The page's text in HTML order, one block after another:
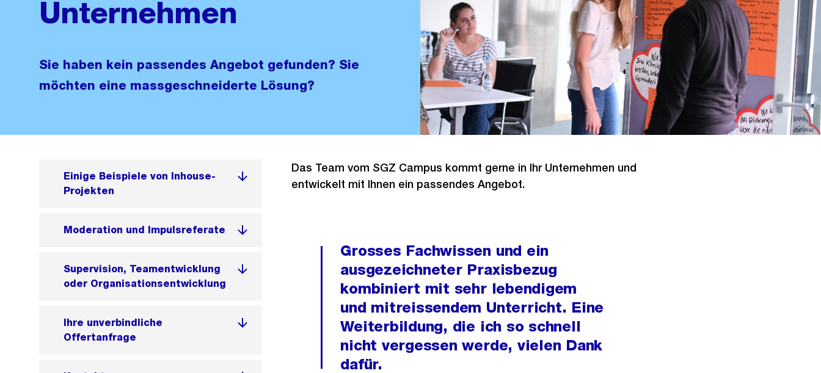
Unternehmen
Sie haben kein passendes Angebot gefunden? Sie
möchten eine massgeschneiderte Lösung?
Einige Beispiele von Inhouse-
Projekten
Moderation und Impulsreferate
Supervision, Teamentwicklung
oder Organisationsentwicklung
Ihre unverbindliche
Offertanfrage
Das Team vom SGZ Campus kommt gerne in Ihr Unternehmen und
entwickelt mit Ihnen ein passendes Angebot.
Grosses Fachwissen und ein
ausgezeichneter Praxisbezug
kombiniert mit sehr lebendigem
und mitreissendem Unterricht. Eine
Weiterbildung, die ich so schnell
nicht vergessen werde, vielen Dank
dafür.